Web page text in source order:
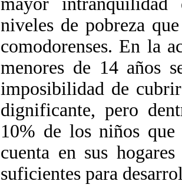
niveles de pobreza
comodorenses. En la
menores de 14 años
imposibilidad de
dignificante, pero
10% de los niños
cuenta en sus
suficientes para